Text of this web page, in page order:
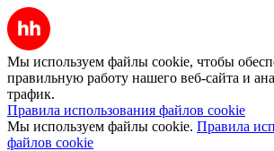
Мы используем файлы cookie, чтобы
правильную работу нашего веб-сайта и
трафик.
Правила использования файлов cookie
Мы используем файлы cookie. Правила
файлов cookie